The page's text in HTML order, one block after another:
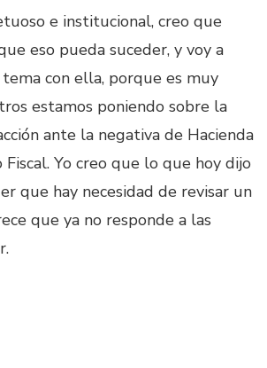
e institucional, creo que
eso pueda suceder, y voy a
con ella, porque es muy
estamos poniendo sobre la
ante la negativa de Hacienda
Yo creo que lo que hoy dijo
que hay necesidad de revisar un
que ya no responde a las